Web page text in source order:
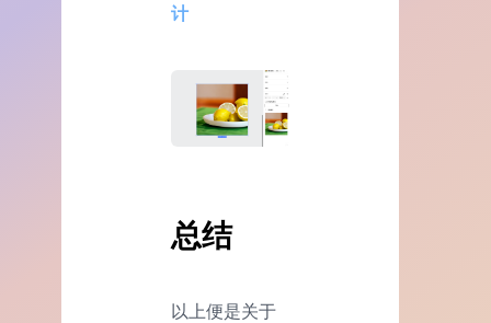
计
总结
以上便是关于